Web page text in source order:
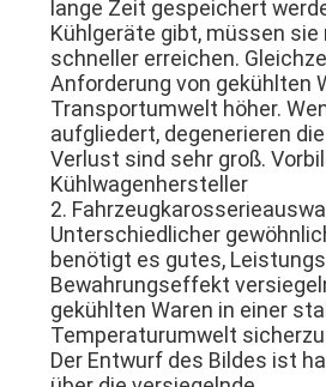
lange Zeit gespeichert
Kühlgeräte gibt, müssen sie
schneller erreichen.
Anforderung von gekühlten
Transportumwelt höher.
aufgliedert, degenerieren
Verlust sind sehr groß.
Kühlwagenhersteller
2.
Unterschiedlicher
benötigt es gutes,
Bewahrungseffekt
gekühlten Waren in einer
Temperaturumwelt
Der Entwurf des Bildes ist